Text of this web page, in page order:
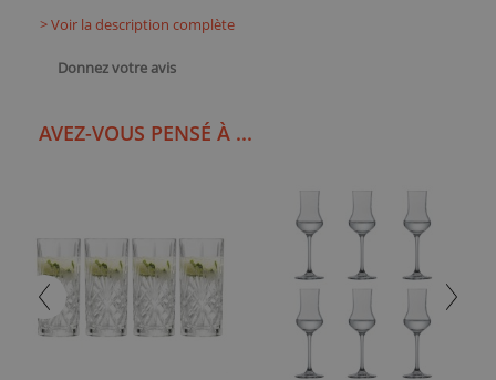
> Voir la description complète
Donnez votre avis
AVEZ-VOUS PENSÉ À ...